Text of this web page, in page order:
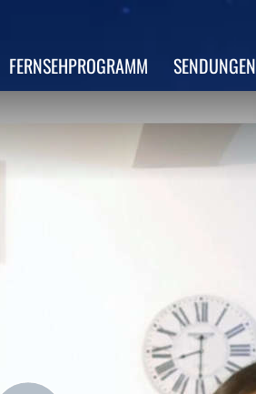
FERNSEHPROGRAMM SENDUNGEN